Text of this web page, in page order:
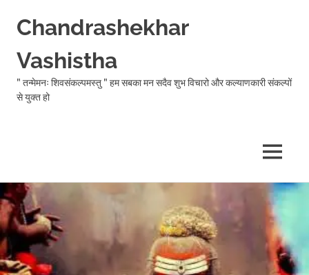
Skip
to
content
Chandrashekhar
Vashistha
" तन्मेमनः शिवसंकल्पमस्तु " हम सबका मन सदैव शुभ विचारो और कल्याणकारी संकल्पों
से युक्त हो
MENU